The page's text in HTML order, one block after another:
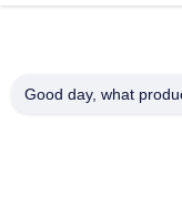
Good day, what